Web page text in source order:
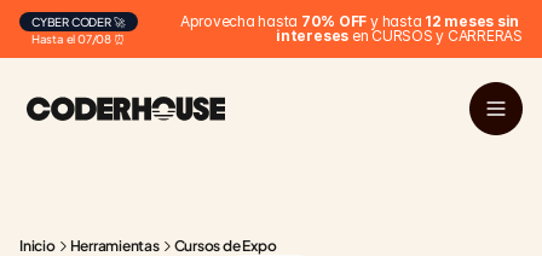
Hasta el 07/08 ⏰
CYBER CODER 🚀 Aprovecha hasta 70% OFF y hasta 12 meses sin
intereses en CURSOS y CARRERAS
Inicio Herramientas Cursos de Expo